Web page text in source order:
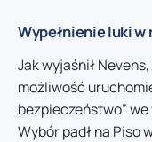
Wypełnienie luki
Jak wyjaśnił
możliwość
bezpieczeństwo”
Wybór padł na Piso